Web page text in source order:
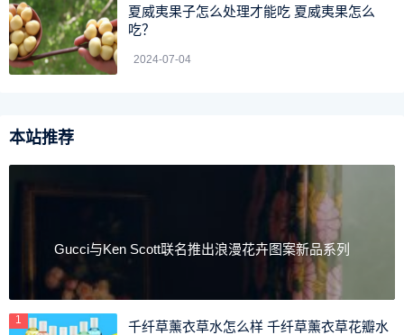
枸杞生长习性
枸杞是一种喜光树种，喜欢冷凉、湿润、光照充足的生长
环境，生长适温为15-25℃，植株的耐寒能力强，在-25℃的
夏威夷果子怎么处理才能吃 夏威夷果怎么
吃？
2024-07-04
本站推荐
Gucci与Ken Scott联名推出浪漫花卉图案新品系列
1
千纤草薰衣草水怎么样 千纤草薰衣草花瓣水